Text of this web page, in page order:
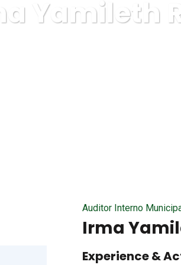
Yamileth
Auditor Interno
Irma
Experience &